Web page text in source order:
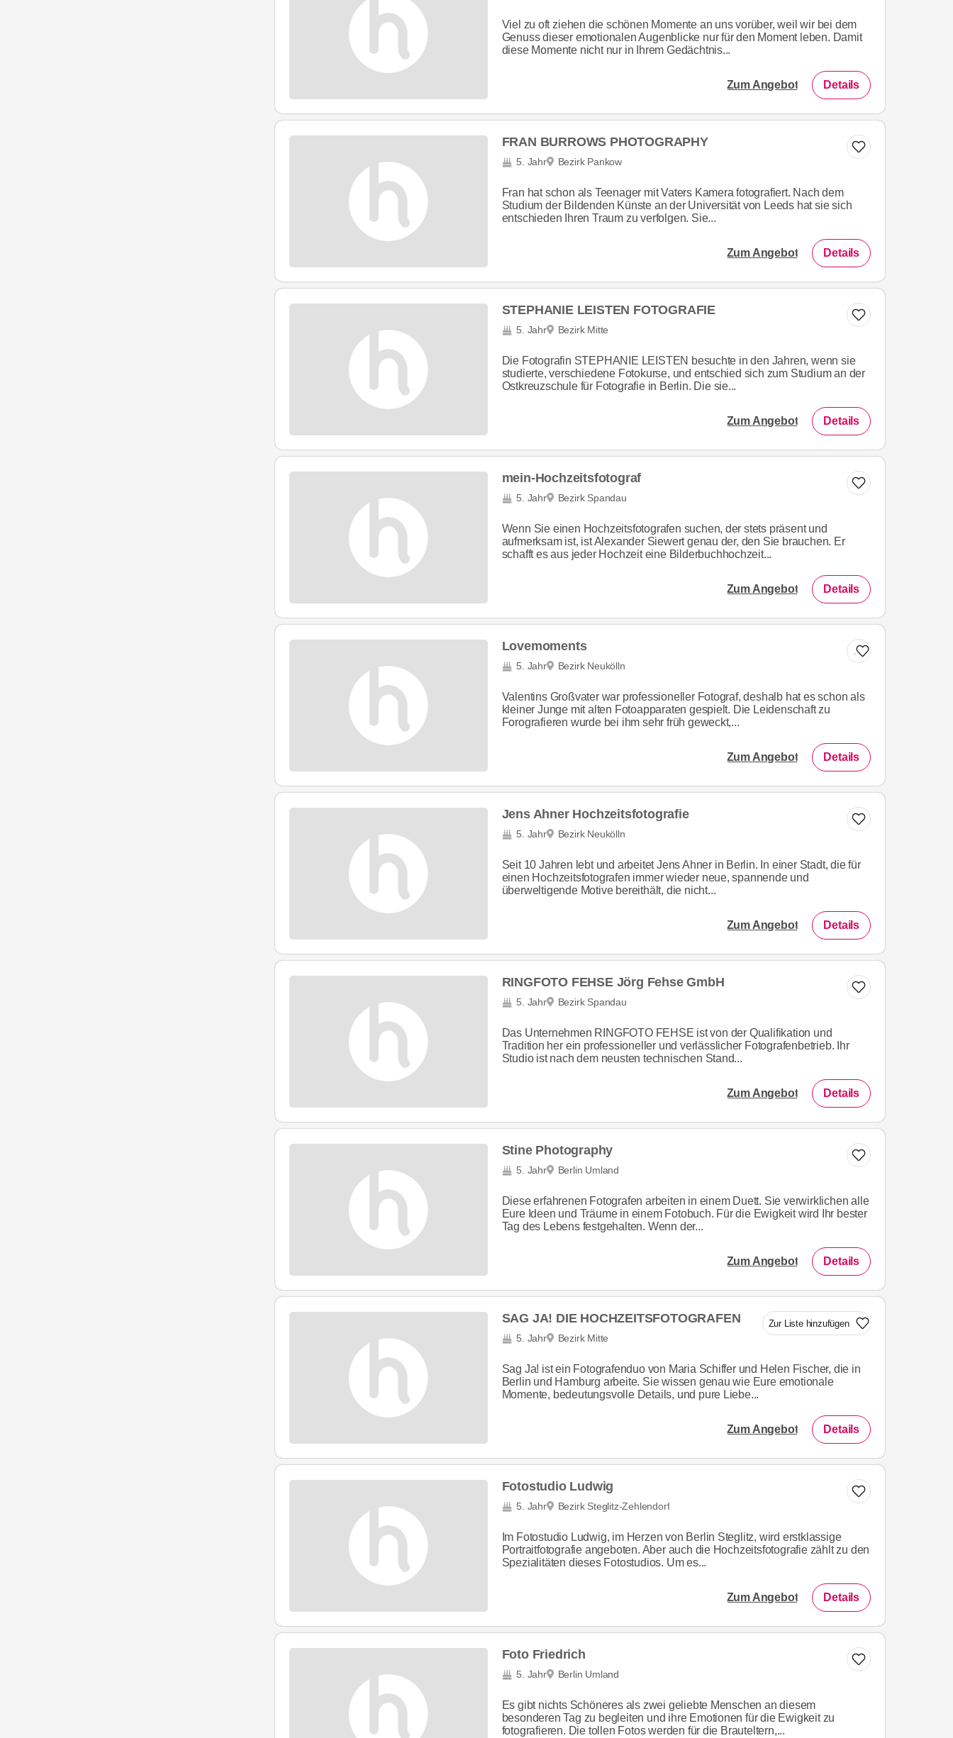
Viel zu oft ziehen die schönen Momente an uns vorüber, weil wir bei dem
Genuss dieser emotionalen Augenblicke nur für den Moment leben. Damit
diese Momente nicht nur in Ihrem Gedächtnis...
Zum Angebot Details
FRAN BURROWS PHOTOGRAPHY
5. Jahr Bezirk Pankow
Fran hat schon als Teenager mit Vaters Kamera fotografiert. Nach dem
Studium der Bildenden Künste an der Universität von Leeds hat sie sich
entschieden Ihren Traum zu verfolgen. Sie...
Zum Angebot Details
STEPHANIE LEISTEN FOTOGRAFIE
5. Jahr Bezirk Mitte
Die Fotografin STEPHANIE LEISTEN besuchte in den Jahren, wenn sie
studierte, verschiedene Fotokurse, und entschied sich zum Studium an der
Ostkreuzschule für Fotografie in Berlin. Die sie...
Zum Angebot Details
mein-Hochzeitsfotograf
5. Jahr Bezirk Spandau
Wenn Sie einen Hochzeitsfotografen suchen, der stets präsent und
aufmerksam ist, ist Alexander Siewert genau der, den Sie brauchen. Er
schafft es aus jeder Hochzeit eine Bilderbuchhochzeit...
Zum Angebot Details
Zur Liste hinzufügen
Lovemoments
5. Jahr Bezirk Neukölln
Valentins Großvater war professioneller Fotograf, deshalb hat es schon als
kleiner Junge mit alten Fotoapparaten gespielt. Die Leidenschaft zu
Forografieren wurde bei ihm sehr früh geweckt,...
Zum Angebot Details
Jens Ahner Hochzeitsfotografie
5. Jahr Bezirk Neukölln
Seit 10 Jahren lebt und arbeitet Jens Ahner in Berlin. In einer Stadt, die für
einen Hochzeitsfotografen immer wieder neue, spannende und
überweltigende Motive bereithält, die nicht...
Zum Angebot Details
RINGFOTO FEHSE Jörg Fehse GmbH
5. Jahr Bezirk Spandau
Das Unternehmen RINGFOTO FEHSE ist von der Qualifikation und
Tradition her ein professioneller und verlässlicher Fotografenbetrieb. Ihr
Studio ist nach dem neusten technischen Stand...
Zum Angebot Details
Stine Photography
5. Jahr Berlin Umland
Diese erfahrenen Fotografen arbeiten in einem Duett. Sie verwirklichen alle
Eure Ideen und Träume in einem Fotobuch. Für die Ewigkeit wird Ihr bester
Tag des Lebens festgehalten. Wenn der...
Zum Angebot Details
Zur Liste hinzufügen
SAG JA! DIE HOCHZEITSFOTOGRAFEN
5. Jahr Bezirk Mitte
Sag Ja! ist ein Fotografenduo von Maria Schiffer und Helen Fischer, die in
Berlin und Hamburg arbeite. Sie wissen genau wie Eure emotionale
Momente, bedeutungsvolle Details, und pure Liebe...
Zum Angebot Details
Fotostudio Ludwig
5. Jahr Bezirk Steglitz-Zehlendorf
Im Fotostudio Ludwig, im Herzen von Berlin Steglitz, wird erstklassige
Portraitfotografie angeboten. Aber auch die Hochzeitsfotografie zählt zu den
Spezialitäten dieses Fotostudios. Um es...
Zum Angebot Details
Foto Friedrich
5. Jahr Berlin Umland
Es gibt nichts Schöneres als zwei geliebte Menschen an diesem
besonderen Tag zu begleiten und ihre Emotionen für die Ewigkeit zu
fotografieren. Die tollen Fotos werden für die Brauteltern,...